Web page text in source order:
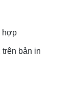
hợp
bản in